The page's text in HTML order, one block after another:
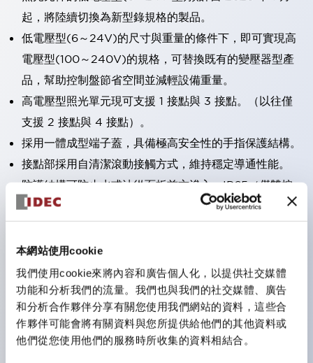
本網站使用cookie
我們使用cookie來將內容和廣告個人化，以提供社交媒體
功能和分析我們的流量。我們也與我們的社交媒體、廣告
和分析合作夥伴分享有關您使用我們網站的資料，這些合
作夥伴可能會將有關資料與您所提供給他們的其他資料或
他們從您使用他們的服務時所收集的資料相結合。
起，將陸續切換為新型錄規格的製品。
低電壓型(6～24V)的尺寸與重量的條件下，即可實現高
電壓型(100～240V)的規格，可替換既有的變壓器型產
品，幫助控制盤節省空間並減輕設備重量。
高電壓型照光單元現可支援 1 接點與 3 接點。（以往僅
支援 2 接點與 4 接點）。
採用一體成型端子蓋，具備極高安全性的手指保護結構。
接點部採用自清潔滾動接觸方式，維持穩定導通性能。
防護結構可防止水或油從面板前方滲入：IP65（僅雙按
鈕開關為 IP40）。
三種功能集結於一顆開關。
完整支援全球各地需求的多種電壓規格。
一顆 LED 燈泡即可呈現六種顏色（LSRD 燈泡）。以往
需分色管理的 LED 燈泡，如今可用單一顆燈泡呈現多種
顏色。